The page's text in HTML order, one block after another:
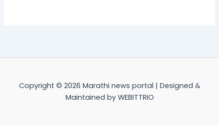
Copyright © 2026 Marathi news portal | Designed &
Maintained by WEBITTRIO